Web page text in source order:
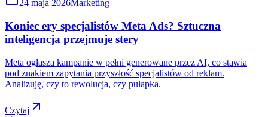
24 maja 2026Marketing
Koniec ery specjalistów Meta Ads? Sztuczna
inteligencja przejmuje stery
Meta ogłasza kampanie w pełni generowane przez AI, co stawia
pod znakiem zapytania przyszłość specjalistów od reklam.
Analizuję, czy to rewolucja, czy pułapka.
Czytaj